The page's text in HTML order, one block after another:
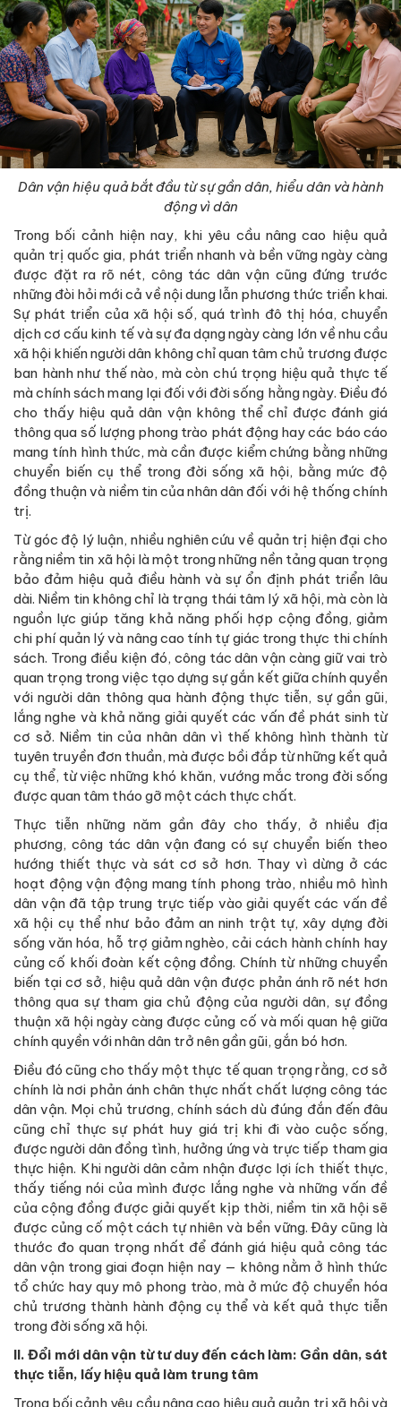
Dân vận hiệu quả bắt đầu từ sự gần dân, hiểu dân và hành
động vì dân
Trong bối cảnh hiện nay, khi yêu cầu nâng cao hiệu quả
quản trị quốc gia, phát triển nhanh và bền vững ngày càng
được đặt ra rõ nét, công tác dân vận cũng đứng trước
những đòi hỏi mới cả về nội dung lẫn phương thức triển khai.
Sự phát triển của xã hội số, quá trình đô thị hóa, chuyển
dịch cơ cấu kinh tế và sự đa dạng ngày càng lớn về nhu cầu
xã hội khiến người dân không chỉ quan tâm chủ trương được
ban hành như thế nào, mà còn chú trọng hiệu quả thực tế
mà chính sách mang lại đối với đời sống hằng ngày. Điều đó
cho thấy hiệu quả dân vận không thể chỉ được đánh giá
thông qua số lượng phong trào phát động hay các báo cáo
mang tính hình thức, mà cần được kiểm chứng bằng những
chuyển biến cụ thể trong đời sống xã hội, bằng mức độ
đồng thuận và niềm tin của nhân dân đối với hệ thống chính
trị.
Từ góc độ lý luận, nhiều nghiên cứu về quản trị hiện đại cho
rằng niềm tin xã hội là một trong những nền tảng quan trọng
bảo đảm hiệu quả điều hành và sự ổn định phát triển lâu
dài. Niềm tin không chỉ là trạng thái tâm lý xã hội, mà còn là
nguồn lực giúp tăng khả năng phối hợp cộng đồng, giảm
chi phí quản lý và nâng cao tính tự giác trong thực thi chính
sách. Trong điều kiện đó, công tác dân vận càng giữ vai trò
quan trọng trong việc tạo dựng sự gắn kết giữa chính quyền
với người dân thông qua hành động thực tiễn, sự gần gũi,
lắng nghe và khả năng giải quyết các vấn đề phát sinh từ
cơ sở. Niềm tin của nhân dân vì thế không hình thành từ
tuyên truyền đơn thuần, mà được bồi đắp từ những kết quả
cụ thể, từ việc những khó khăn, vướng mắc trong đời sống
được quan tâm tháo gỡ một cách thực chất.
Thực tiễn những năm gần đây cho thấy, ở nhiều địa
phương, công tác dân vận đang có sự chuyển biến theo
hướng thiết thực và sát cơ sở hơn. Thay vì dừng ở các
hoạt động vận động mang tính phong trào, nhiều mô hình
dân vận đã tập trung trực tiếp vào giải quyết các vấn đề
xã hội cụ thể như bảo đảm an ninh trật tự, xây dựng đời
sống văn hóa, hỗ trợ giảm nghèo, cải cách hành chính hay
củng cố khối đoàn kết cộng đồng. Chính từ những chuyển
biến tại cơ sở, hiệu quả dân vận được phản ánh rõ nét hơn
thông qua sự tham gia chủ động của người dân, sự đồng
thuận xã hội ngày càng được củng cố và mối quan hệ giữa
chính quyền với nhân dân trở nên gần gũi, gắn bó hơn.
Điều đó cũng cho thấy một thực tế quan trọng rằng, cơ sở
chính là nơi phản ánh chân thực nhất chất lượng công tác
dân vận. Mọi chủ trương, chính sách dù đúng đắn đến đâu
cũng chỉ thực sự phát huy giá trị khi đi vào cuộc sống,
được người dân đồng tình, hưởng ứng và trực tiếp tham gia
thực hiện. Khi người dân cảm nhận được lợi ích thiết thực,
thấy tiếng nói của mình được lắng nghe và những vấn đề
của cộng đồng được giải quyết kịp thời, niềm tin xã hội sẽ
được củng cố một cách tự nhiên và bền vững. Đây cũng là
thước đo quan trọng nhất để đánh giá hiệu quả công tác
dân vận trong giai đoạn hiện nay — không nằm ở hình thức
tổ chức hay quy mô phong trào, mà ở mức độ chuyển hóa
chủ trương thành hành động cụ thể và kết quả thực tiễn
trong đời sống xã hội.
II. Đổi mới dân vận từ tư duy đến cách làm: Gần dân, sát
thực tiễn, lấy hiệu quả làm trung tâm
Trong bối cảnh yêu cầu nâng cao hiệu quả quản trị xã hội và